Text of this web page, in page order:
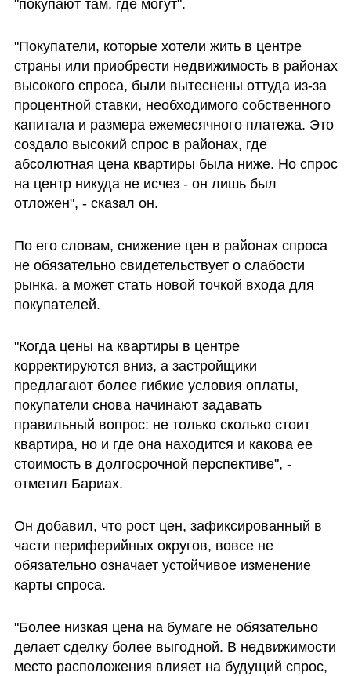
"покупают там, где могут".
"Покупатели, которые хотели жить в центре
страны или приобрести недвижимость в районах
высокого спроса, были вытеснены оттуда из-за
процентной ставки, необходимого собственного
капитала и размера ежемесячного платежа. Это
создало высокий спрос в районах, где
абсолютная цена квартиры была ниже. Но спрос
на центр никуда не исчез - он лишь был
отложен", - сказал он.
По его словам, снижение цен в районах спроса
не обязательно свидетельствует о слабости
рынка, а может стать новой точкой входа для
покупателей.
"Когда цены на квартиры в центре
корректируются вниз, а застройщики
предлагают более гибкие условия оплаты,
покупатели снова начинают задавать
правильный вопрос: не только сколько стоит
квартира, но и где она находится и какова ее
стоимость в долгосрочной перспективе", -
отметил Бариах.
Он добавил, что рост цен, зафиксированный в
части периферийных округов, вовсе не
обязательно означает устойчивое изменение
карты спроса.
"Более низкая цена на бумаге не обязательно
делает сделку более выгодной. В недвижимости
место расположения влияет на будущий спрос,